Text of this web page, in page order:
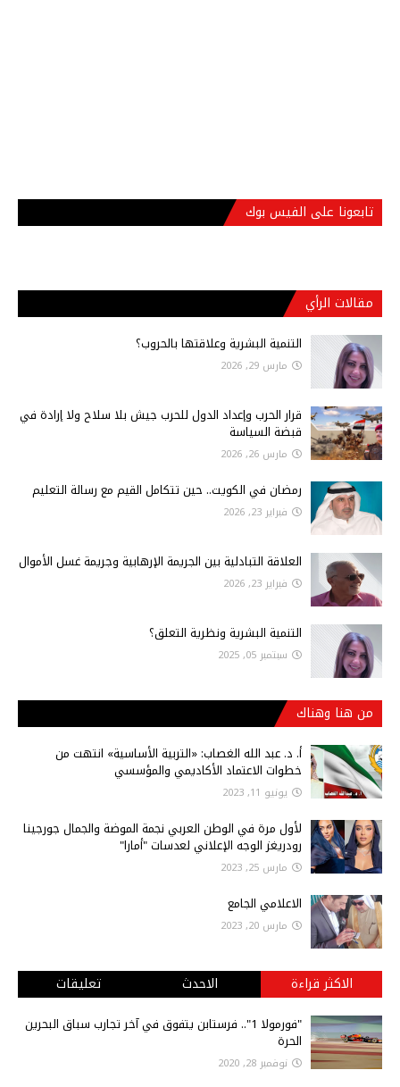
تابعونا على الفيس بوك
مقالات الرأي
التنمية البشرية وعلاقتها بالحروب؟
مارس 29, 2026
قرار الحرب وإعداد الدول للحرب جيش بلا سلاح ولا إرادة في
قبضة السياسة
مارس 26, 2026
رمضان في الكويت.. حين تتكامل القيم مع رسالة التعليم
فبراير 23, 2026
العلاقة التبادلية بين الجريمة الإرهابية وجريمة غسل الأموال
فبراير 23, 2026
التنمية البشرية ونظرية التعلق؟
سبتمبر 05, 2025
من هنا وهناك
أ‌. د. عبد الله الغصاب: «التربية الأساسية» انتهت من
خطوات الاعتماد الأكاديمي والمؤسسي
يونيو 11, 2023
لأول مرة في الوطن العربي نجمة الموضة والجمال جورجينا
رودريغز الوجه الإعلاني لعدسات "أمارا"
مارس 25, 2023
الاعلامي الجامع
مارس 20, 2023
الاكثر قراءة الاحدث تعليقات
"فورمولا 1".. فرستابن يتفوق في آخر تجارب سباق البحرين
الحرة
نوفمبر 28, 2020